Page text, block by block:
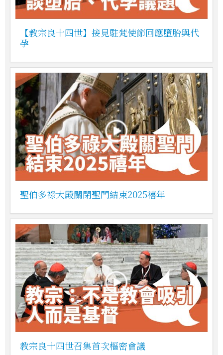
【教宗良十四世】接見駐梵使節回應墮胎與代
孕
聖伯多祿大殿關閉聖門結束2025禧年
教宗良十四世召集首次樞密會議